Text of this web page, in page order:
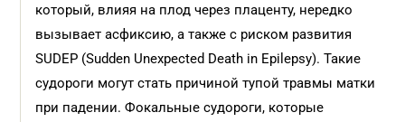
который, влияя на плод через плаценту, нередко
вызывает асфиксию, а также с риском развития
SUDEP (Sudden Unexpected Death in Epilepsy). Такие
судороги могут стать причиной тупой травмы матки
при падении. Фокальные судороги, которые